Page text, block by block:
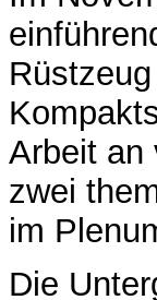
Arbeit an
zwei
im
Die